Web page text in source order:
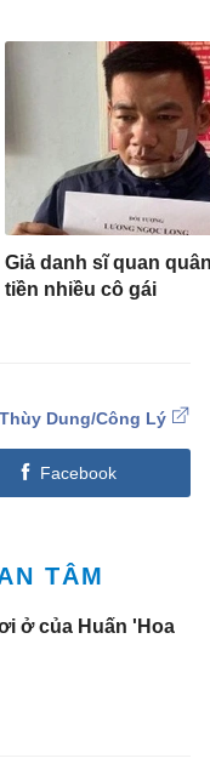
Giả danh sĩ quan
tiền nhiều cô gái
Dung/Công Lý
Facebook
TÂM
ở của Huấn 'Hoa